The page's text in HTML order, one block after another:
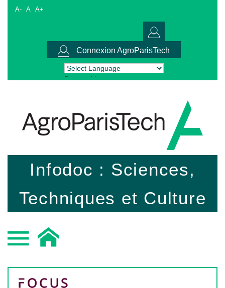
A- A A+
Connexion AgroParisTech
Powered by Translate
Infodoc : Sciences,
Techniques et Culture